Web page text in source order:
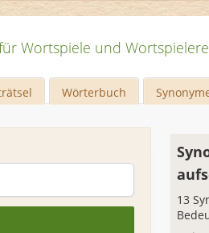
Wortspiele und
Wörterbuch
13